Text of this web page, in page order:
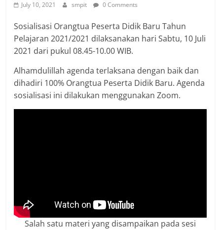
July 10, 2021 smpit 0 Comments
Sosialisasi Orangtua Peserta Didik Baru Tahun
Pelajaran 2021/2021 dilaksanakan hari Sabtu, 10 Juli
2021 dari pukul 08.45-10.00 WIB.
Alhamdulillah agenda terlaksana dengan baik dan
dihadiri 100% Orangtua Peserta Didik Baru. Agenda
sosialisasi ini dilakukan menggunakan Zoom.
Salah satu materi yang disampaikan pada sesi